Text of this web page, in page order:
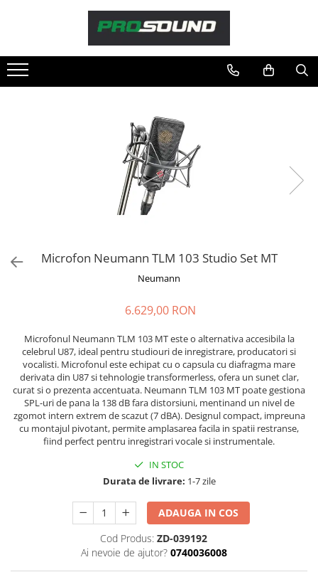
Sonorizare / PA
Stabilizatoare de tensiune UPS si
Case-uri de microfoane
calibrare
Microfoane de studio
Microfoane de Suprafata
Microfoane de voce si live
Microfoane lavaliera si headset
Microfoane podcast, USB, iOS /
Android
Microfoane pt Camere Video
Microfoane pt instalatii si
Microfoane Ribbon
Microfoane stereo
Microfoane Suspendabile
Microfon Neumann TLM 103 Studio Set MT
Neumann
6.629,00 RON
Microfonul Neumann TLM 103 MT este o alternativa accesibila la
celebrul U87, ideal pentru studiouri de inregistrare, producatori si
vocalisti. Microfonul este echipat cu o capsula cu diafragma mare
derivata din U87 si tehnologie transformerless, ofera un sunet clar,
curat si o prezenta accentuata. Neumann TLM 103 MT poate gestiona
SPL-uri de pana la 138 dB fara distorsiuni, mentinand un nivel de
zgomot intern extrem de scazut (7 dBA). Designul compact, impreuna
cu montajul pivotant, permite amplasarea facila in spatii restranse,
fiind perfect pentru inregistrari vocale si instrumentale.
IN STOC
Durata de livrare: 1-7 zile
ADAUGA IN COS
Cod Produs: ZD-039192
Ai nevoie de ajutor? 0740036008